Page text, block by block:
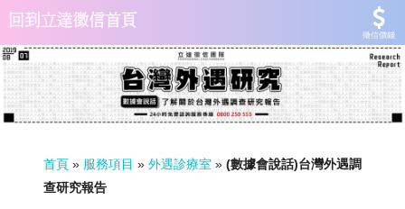
徵信價錢
首頁 » 服務項目 » 外遇診療室 » (數據會說話)台灣外遇調
查研究報告